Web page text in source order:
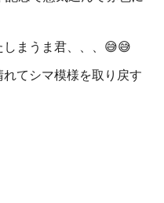
まうま君、、、😅😅
てシマ模様を取り戻す